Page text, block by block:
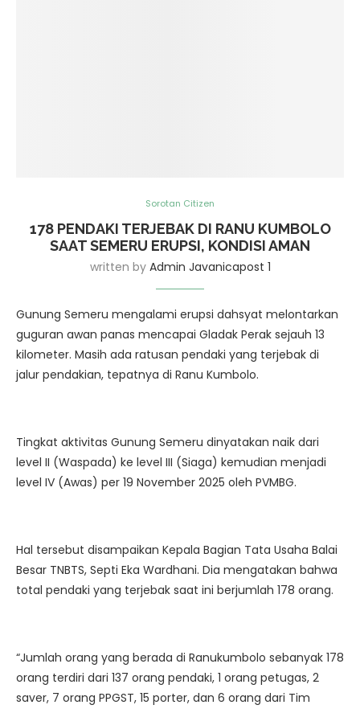
Sorotan Citizen
178 PENDAKI TERJEBAK DI RANU KUMBOLO
SAAT SEMERU ERUPSI, KONDISI AMAN
written by Admin Javanicapost 1
Gunung Semeru mengalami erupsi dahsyat melontarkan
guguran awan panas mencapai Gladak Perak sejauh 13
kilometer. Masih ada ratusan pendaki yang terjebak di
jalur pendakian, tepatnya di Ranu Kumbolo.
Tingkat aktivitas Gunung Semeru dinyatakan naik dari
level II (Waspada) ke level III (Siaga) kemudian menjadi
level IV (Awas) per 19 November 2025 oleh PVMBG.
Hal tersebut disampaikan Kepala Bagian Tata Usaha Balai
Besar TNBTS, Septi Eka Wardhani. Dia mengatakan bahwa
total pendaki yang terjebak saat ini berjumlah 178 orang.
“Jumlah orang yang berada di Ranukumbolo sebanyak 178
orang terdiri dari 137 orang pendaki, 1 orang petugas, 2
saver, 7 orang PPGST, 15 porter, dan 6 orang dari Tim